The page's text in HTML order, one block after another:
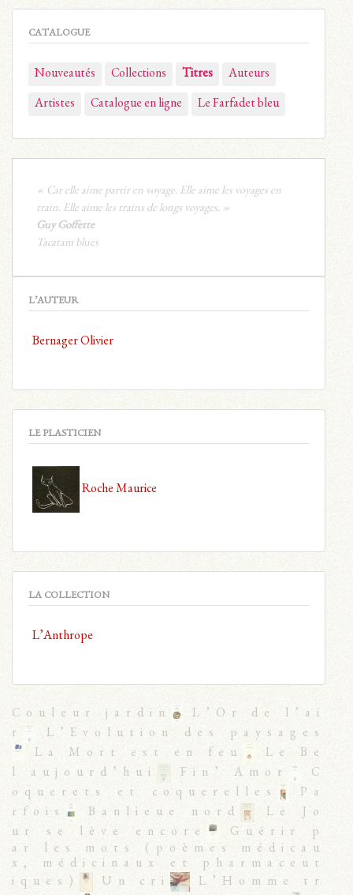
CATALOGUE
Nouveautés Collections Titres Auteurs
Artistes Catalogue en ligne Le Farfadet bleu
« Car elle aime partir en voyage. Elle aime les voyages en
train. Elle aime les trains de longs voyages. »
Guy Goffette
Tacatam blues
L’AUTEUR
Bernager Olivier
LE PLASTICIEN
Roche Maurice
LA COLLECTION
L’Anthrope
Couleur jardin
L’Or de l’ai
r
L’Evolution des paysages
La Mort est en feu
Le Be
l aujourd’hui
Fin’ Amor
C
oquerets et coquerelles
Pa
rfois
Banlieue nord
Le Jo
ur se lève encore
Guérir p
ar les mots (poèmes médicau
x, médicinaux et pharmaceut
iques)
Un cri L’Homme tr